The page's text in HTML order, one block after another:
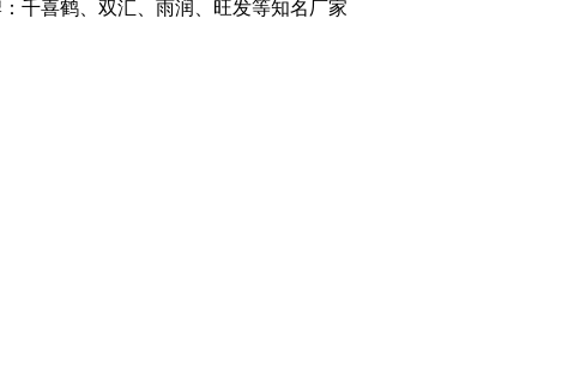
千喜鹤、双汇、雨润、旺发等知名厂家